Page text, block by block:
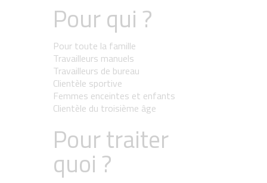
Pour qui ?
Pour toute la famille
Travailleurs manuels
Travailleurs de bureau
Clientèle sportive
Femmes enceintes et enfants
Clientèle du troisième âge
Pour traiter
quoi ?